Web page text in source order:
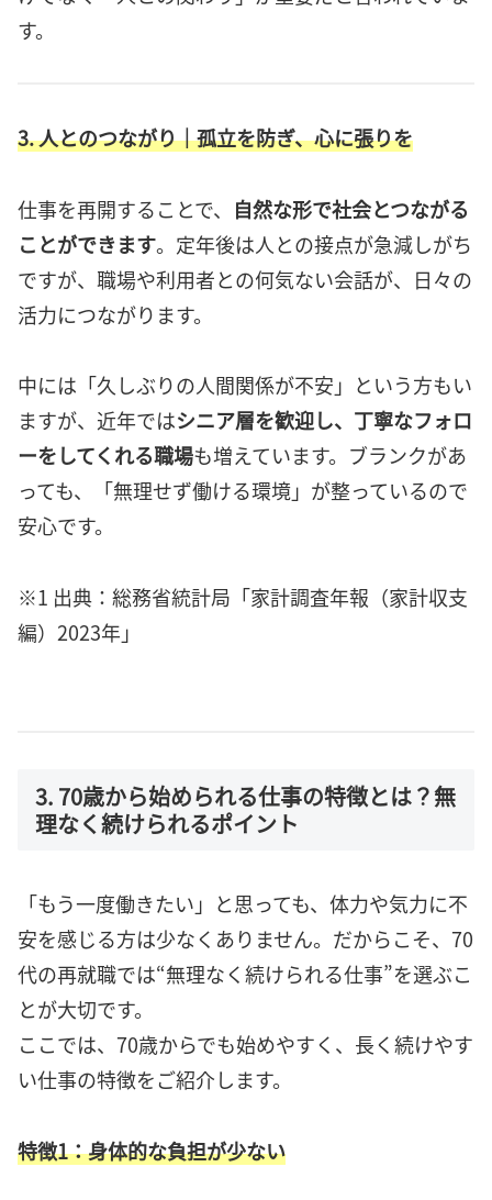
す。
3. 人とのつながり｜孤立を防ぎ、心に張りを
仕事を再開することで、
自然な形で社会とつながる
ことができます。定年後は人との接点が急減しがち
ですが、職場や利用者との何気ない会話が、日々の
活力につながります。
中には「久しぶりの人間関係が不安」という方もい
ますが、近年ではシニア層を歓迎し、丁寧なフォロ
ーをしてくれる職場も増えています。ブランクがあ
っても、「無理せず働ける環境」が整っているので
安心です。
※1 出典：総務省統計局「家計調査年報（家計収支
編）2023年」
3. 70歳から始められる仕事の特徴とは？無
理なく続けられるポイント
「もう一度働きたい」と思っても、体力や気力に不
安を感じる方は少なくありません。だからこそ、70
代の再就職では“無理なく続けられる仕事”を選ぶこ
とが大切です。
ここでは、70歳からでも始めやすく、長く続けやす
い仕事の特徴をご紹介します。
特徴1：身体的な負担が少ない